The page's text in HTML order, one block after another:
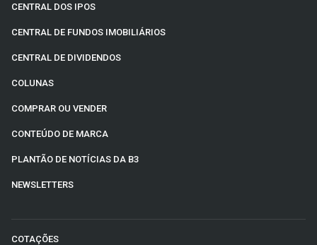
CENTRAL DOS IPOS
CENTRAL DE FUNDOS IMOBILIÁRIOS
CENTRAL DE DIVIDENDOS
COLUNAS
COMPRAR OU VENDER
CONTEÚDO DE MARCA
PLANTÃO DE NOTÍCIAS DA B3
NEWSLETTERS
COTAÇÕES